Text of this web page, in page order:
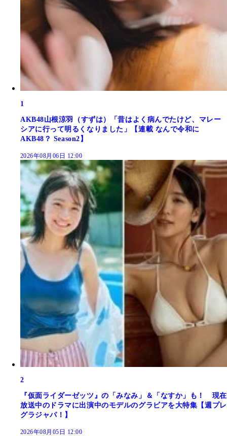
1
AKB48山根涼羽（すずは）「昔はよく病んでたけど、マレー
シアに行って明るくなりました」【連載 なんで令和に
AKB48？ Season2】
2026年08月06日 12:00
2
『仮面ライダーゼッツ』の「みなみ」＆「なすか」も！ 現在
放送中のドラマに出演中のモデルのグラビアを大特集【週プレ
グラジャパ！】
2026年08月05日 12:00